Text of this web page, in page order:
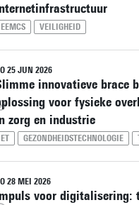
EEMCS VEILIGHEID
25 JUN 2026
innovatieve brace
voor fysieke
zorg en industrie
ET GEZONDHEIDSTECHNOLOGIE
28 MEI 2026
voor digitalisering: